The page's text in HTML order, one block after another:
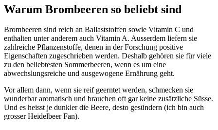
Warum Brombeeren so beliebt sind
Brombeeren sind reich an Ballaststoffen sowie Vitamin C und
enthalten unter anderem auch Vitamin A. Ausserdem liefern sie
zahlreiche Pflanzenstoffe, denen in der Forschung positive
Eigenschaften zugeschrieben werden. Deshalb gehören sie für viele
zu den beliebtesten Sommerbeeren, wenn es um eine
abwechslungsreiche und ausgewogene Ernährung geht.
Vor allem dann, wenn sie reif geerntet werden, schmecken sie
wunderbar aromatisch und brauchen oft gar keine zusätzliche Süsse.
Und es heisst je dunkler die Beere, desto gesündern (ich bin auch
grosser Heidelbeer Fan).